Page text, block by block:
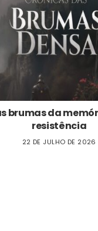
brumas da
resistência
22 DE JULHO DE 2026